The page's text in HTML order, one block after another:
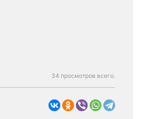
34 просмотров всего.